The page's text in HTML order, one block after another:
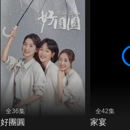
全36集
好團圓
全42集
家宴